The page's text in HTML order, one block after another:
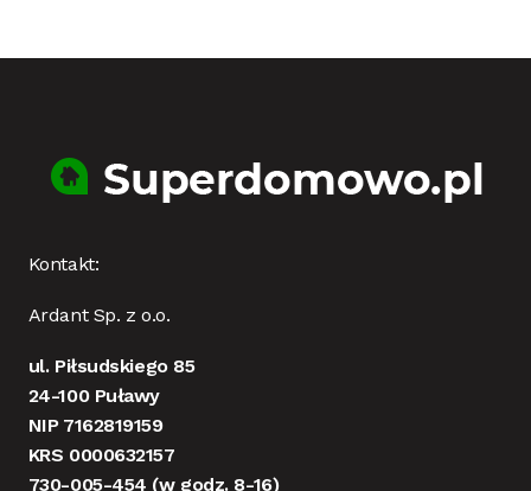
Kontakt:
Ardant Sp. z o.o.
ul. Piłsudskiego 85
24-100 Puławy
NIP 7162819159
KRS 0000632157
730-005-454 (w godz. 8-16)